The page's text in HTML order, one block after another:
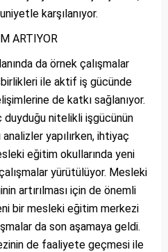
karşılanıyor.
ARTIYOR
da örnek çalışmalar
ile aktif iş gücünde
de katkı sağlanıyor.
duyduğu nitelikli işgücünün
yapılırken, ihtiyaç
eğitim okullarında yeni
yürütülüyor. Mesleki
artırılması için de önemli
bir mesleki eğitim merkezi
da son aşamaya geldi.
de faaliyete geçmesi ile